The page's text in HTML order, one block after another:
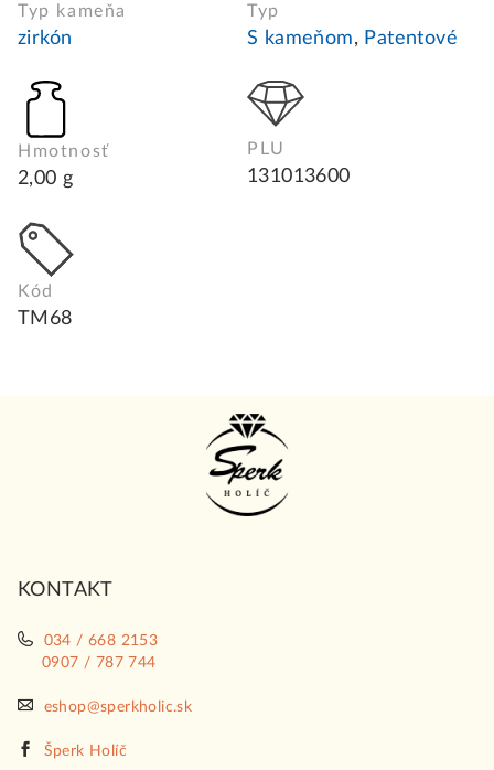
Typ kameňa
zirkón
Typ
S kameňom, Patentové
Hmotnosť
2,00 g
PLU
131013600
Kód
TM68
KONTAKT
034 / 668 2153
0907 / 787 744
eshop@sperkholic.sk
Šperk Holíč